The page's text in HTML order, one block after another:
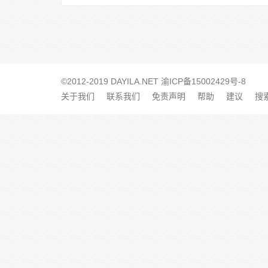
©2012-2019 DAYILA.NET 渝ICP备15002429号-8
关于我们
联系我们 免责声明 帮助 建议 搜